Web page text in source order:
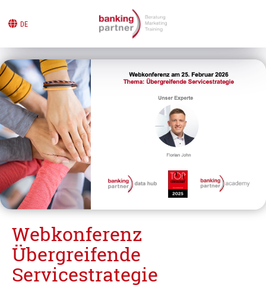
DE
Webkonferenz
Übergreifende
Servicestrategie